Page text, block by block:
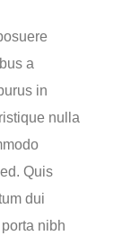
a
in
nulla
Quis
dui
nibh